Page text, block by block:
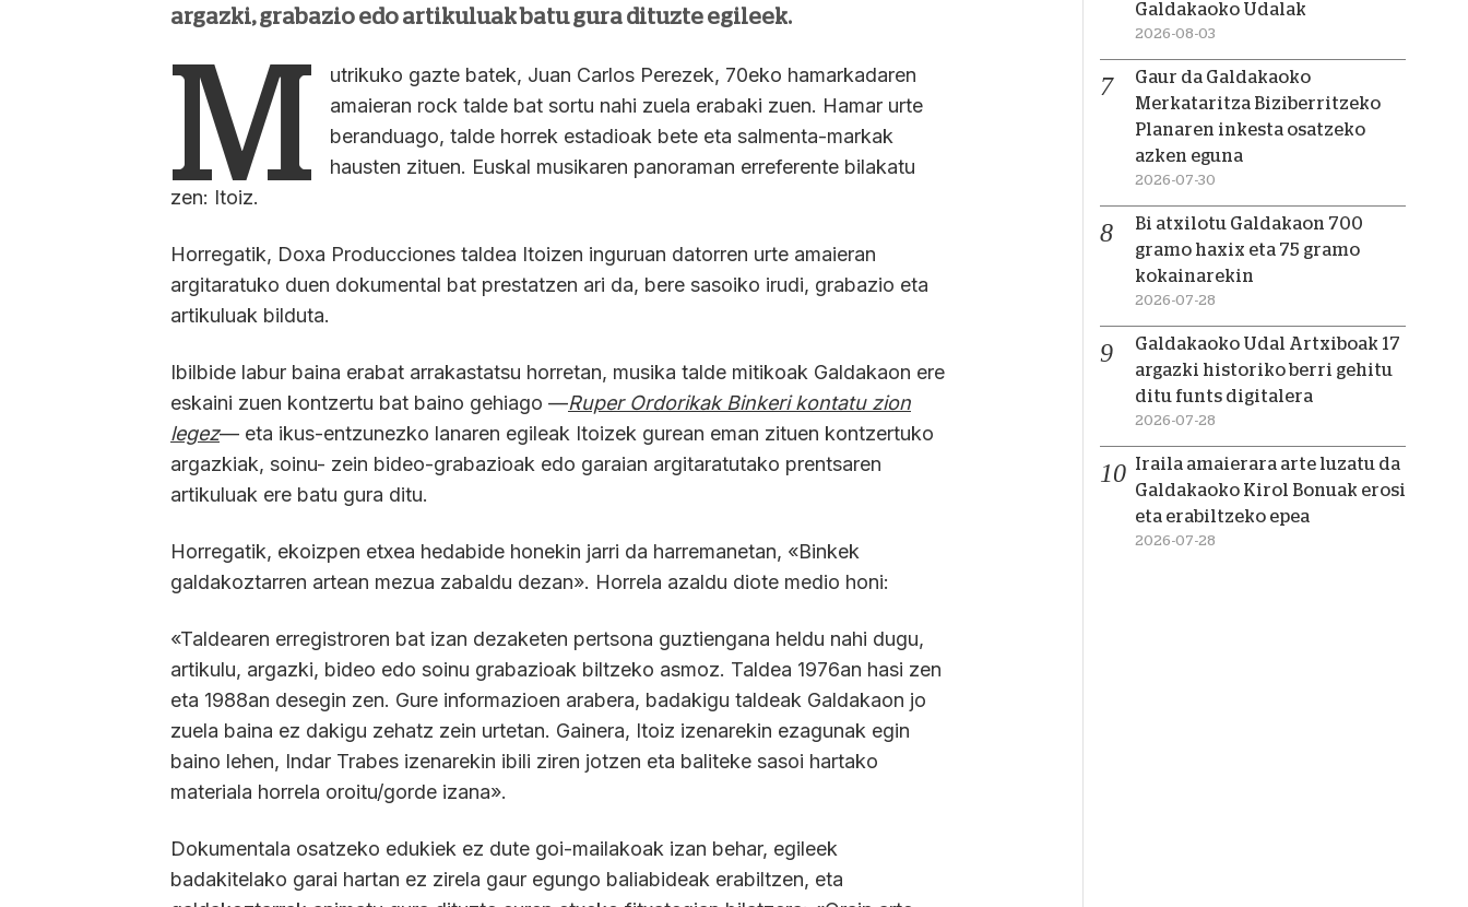
argazki, grabazio edo artikuluak batu gura dituzte egileek.
M
utrikuko gazte batek, Juan Carlos Perezek, 70eko hamarkadaren
amaieran rock talde bat sortu nahi zuela erabaki zuen. Hamar urte
beranduago, talde horrek estadioak bete eta salmenta-markak
hausten zituen. Euskal musikaren panoraman erreferente bilakatu
zen: Itoiz.
Horregatik, Doxa Producciones taldea Itoizen inguruan datorren urte amaieran
argitaratuko duen dokumental bat prestatzen ari da, bere sasoiko irudi, grabazio eta
artikuluak bilduta.
Ibilbide labur baina erabat arrakastatsu horretan, musika talde mitikoak Galdakaon ere
eskaini zuen kontzertu bat baino gehiago —Ruper Ordorikak Binkeri kontatu zion
legez— eta ikus-entzunezko lanaren egileak Itoizek gurean eman zituen kontzertuko
argazkiak, soinu- zein bideo-grabazioak edo garaian argitaratutako prentsaren
artikuluak ere batu gura ditu.
Horregatik, ekoizpen etxea hedabide honekin jarri da harremanetan, «Binkek
galdakoztarren artean mezua zabaldu dezan». Horrela azaldu diote medio honi:
«Taldearen erregistroren bat izan dezaketen pertsona guztiengana heldu nahi dugu,
artikulu, argazki, bideo edo soinu grabazioak biltzeko asmoz. Taldea 1976an hasi zen
eta 1988an desegin zen. Gure informazioen arabera, badakigu taldeak Galdakaon jo
zuela baina ez dakigu zehatz zein urtetan. Gainera, Itoiz izenarekin ezagunak egin
baino lehen, Indar Trabes izenarekin ibili ziren jotzen eta baliteke sasoi hartako
materiala horrela oroitu/gorde izana».
Dokumentala osatzeko edukiek ez dute goi-mailakoak izan behar, egileek
badakitelako garai hartan ez zirela gaur egungo baliabideak erabiltzen, eta
Galdakaoko Udalak
2026-08-03
Gaur da Galdakaoko
Merkataritza Biziberritzeko
Planaren inkesta osatzeko
azken eguna
2026-07-30
Bi atxilotu Galdakaon 700
gramo haxix eta 75 gramo
kokainarekin
2026-07-28
Galdakaoko Udal Artxiboak 17
argazki historiko berri gehitu
ditu funts digitalera
2026-07-28
Iraila amaierara arte luzatu da
Galdakaoko Kirol Bonuak erosi
eta erabiltzeko epea
2026-07-28